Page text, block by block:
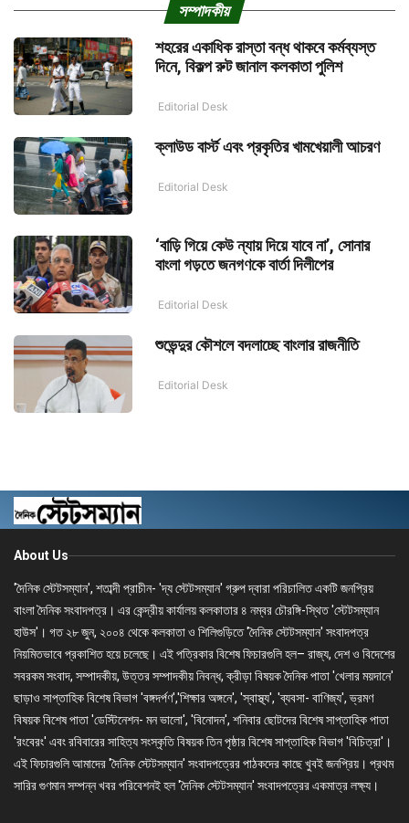
সম্পাদকীয়
শহরের একাধিক রাস্তা বন্ধ থাকবে কর্মব্যস্ত
দিনে, বিকল্প রুট জানাল কলকাতা পুলিশ
Editorial Desk
ক্লাউড বার্স্ট এবং প্রকৃতির খামখেয়ালী আচরণ
Editorial Desk
‘বাড়ি গিয়ে কেউ ন্যায় দিয়ে যাবে না’, সোনার
বাংলা গড়তে জনগণকে বার্তা দিলীপের
Editorial Desk
শুভেন্দুর কৌশলে বদলাচ্ছে বাংলার রাজনীতি
Editorial Desk
About Us
'দৈনিক স্টেটসম্যান', শতাব্দী প্রাচীন- 'দ্য স্টেটসম্যান' গ্রুপ দ্বারা পরিচালিত একটি জনপ্রিয়
বাংলা দৈনিক সংবাদপত্র। এর কেন্দ্রীয় কার্যালয় কলকাতার ৪ নম্বর চৌরঙ্গি-স্থিত 'স্টেটসম্যান
হাউস'। গত ২৮ জুন, ২০০৪ থেকে কলকাতা ও শিলিগুড়িতে 'দৈনিক স্টেটসম্যান' সংবাদপত্র
নিয়মিতভাবে প্রকাশিত হয়ে চলেছে। এই পত্রিকার বিশেষ ফিচারগুলি হল– রাজ্য, দেশ ও বিদেশের
সবরকম সংবাদ, সম্পাদকীয়, উত্তর সম্পাদকীয় নিবন্ধ, ক্রীড়া বিষয়ক দৈনিক পাতা 'খেলার ময়দানে'
ছাড়াও সাপ্তাহিক বিশেষ বিভাগ 'বঙ্গদর্পণ','শিক্ষার অঙ্গনে', 'স্বাস্থ্য', 'ব্যবসা- বাণিজ্য', ভ্রমণ
বিষয়ক বিশেষ পাতা 'ডেস্টিনেশন- মন ভালো', 'বিনোদন', শনিবার ছোটদের বিশেষ সাপ্তাহিক পাতা
'রংবেরং' এবং রবিবারের সাহিত্য সংস্কৃতি বিষয়ক তিন পৃষ্ঠার বিশেষ সাপ্তাহিক বিভাগ 'বিচিত্রা'।
এই ফিচারগুলি আমাদের 'দৈনিক স্টেটসম্যান' সংবাদপত্রের পাঠকদের কাছে খুবই জনপ্রিয়। প্রথম
সারির গুণমান সম্পন্ন খবর পরিবেশনই হল 'দৈনিক স্টেটসম্যান' সংবাদপত্রের একমাত্র লক্ষ্য।